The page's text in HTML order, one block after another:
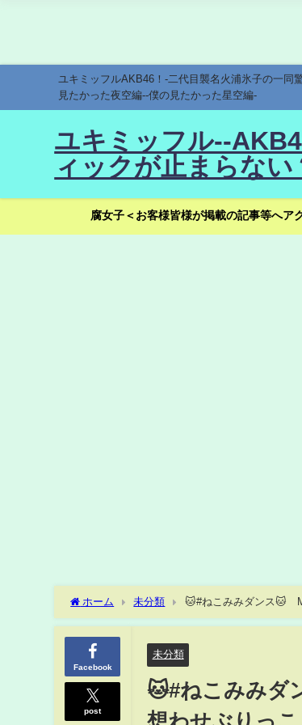
ユキミッフルAKB46！-二代目襲名火浦氷子の一同
見たかった夜空編--僕の見たかった星空編-
ユキミッフル--
ィックが止まらな
腐女子＜お客様皆様が掲載の記事等へア
ホーム 未分類 🐱#ねこみみダンス
Facebook
post
未分類
🐱#ねこみみダ